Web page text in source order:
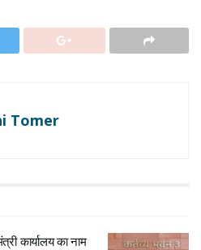
Tomer
कार्यालय का नाम